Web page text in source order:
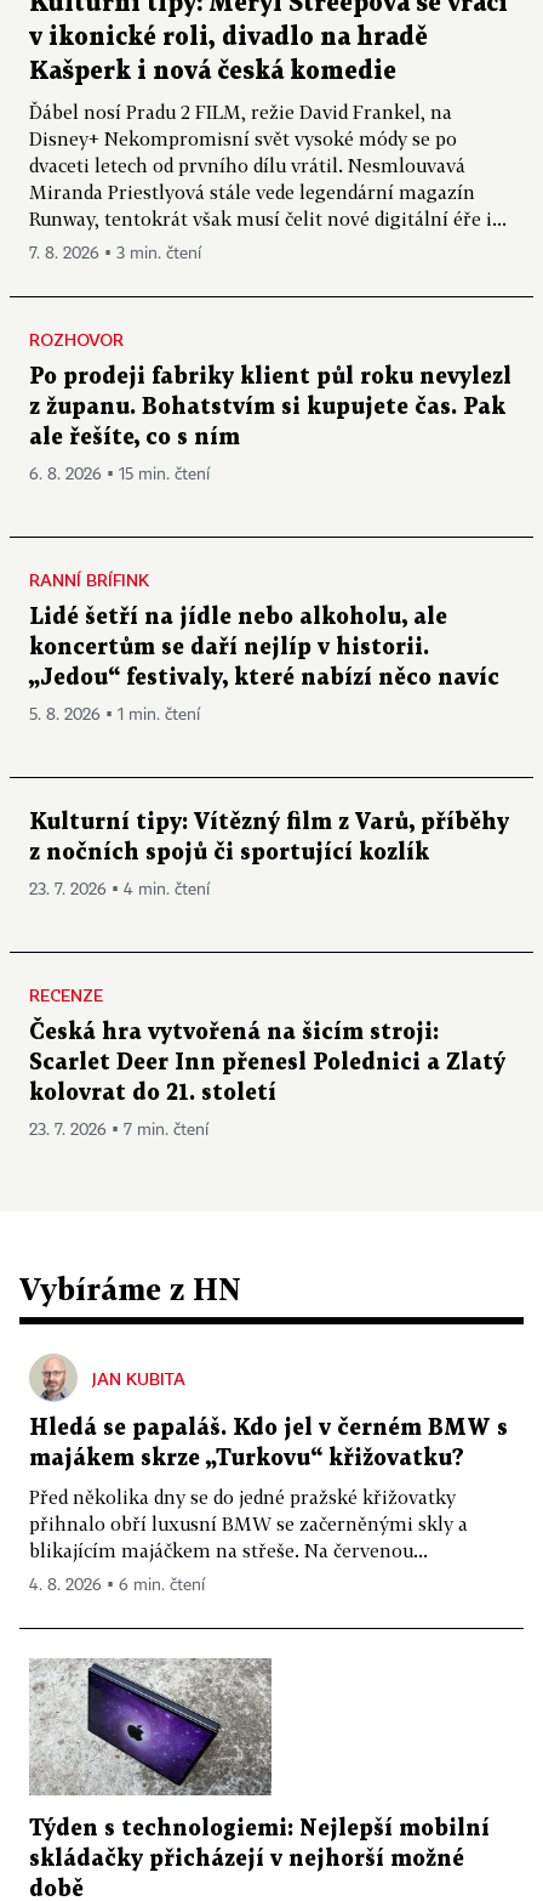
v ikonické roli, divadlo na hradě
Kašperk i nová česká komedie
Ďábel nosí Pradu 2 FILM, režie David Frankel, na
Disney+ Nekompromisní svět vysoké módy se po
dvaceti letech od prvního dílu vrátil. Nesmlouvavá
Miranda Priestlyová stále vede legendární magazín
Runway, tentokrát však musí čelit nové digitální éře i...
7. 8. 2026 ▪ 3 min. čtení
ROZHOVOR
Po prodeji fabriky klient půl roku nevylezl
z županu. Bohatstvím si kupujete čas. Pak
ale řešíte, co s ním
6. 8. 2026 ▪ 15 min. čtení
RANNÍ BRÍFINK
Lidé šetří na jídle nebo alkoholu, ale
koncertům se daří nejlíp v historii.
„Jedou“ festivaly, které nabízí něco navíc
5. 8. 2026 ▪ 1 min. čtení
Kulturní tipy: Vítězný film z Varů, příběhy
z nočních spojů či sportující kozlík
23. 7. 2026 ▪ 4 min. čtení
RECENZE
Česká hra vytvořená na šicím stroji:
Scarlet Deer Inn přenesl Polednici a Zlatý
kolovrat do 21. století
23. 7. 2026 ▪ 7 min. čtení
Vybíráme z HN
JAN KUBITA
Hledá se papaláš. Kdo jel v černém BMW s
majákem skrze „Turkovu“ křižovatku?
Před několika dny se do jedné pražské křižovatky
přihnalo obří luxusní BMW se začerněnými skly a
blikajícím majáčkem na střeše. Na červenou...
4. 8. 2026 ▪ 6 min. čtení
Týden s technologiemi: Nejlepší mobilní
skládačky přicházejí v nejhorší možné
době